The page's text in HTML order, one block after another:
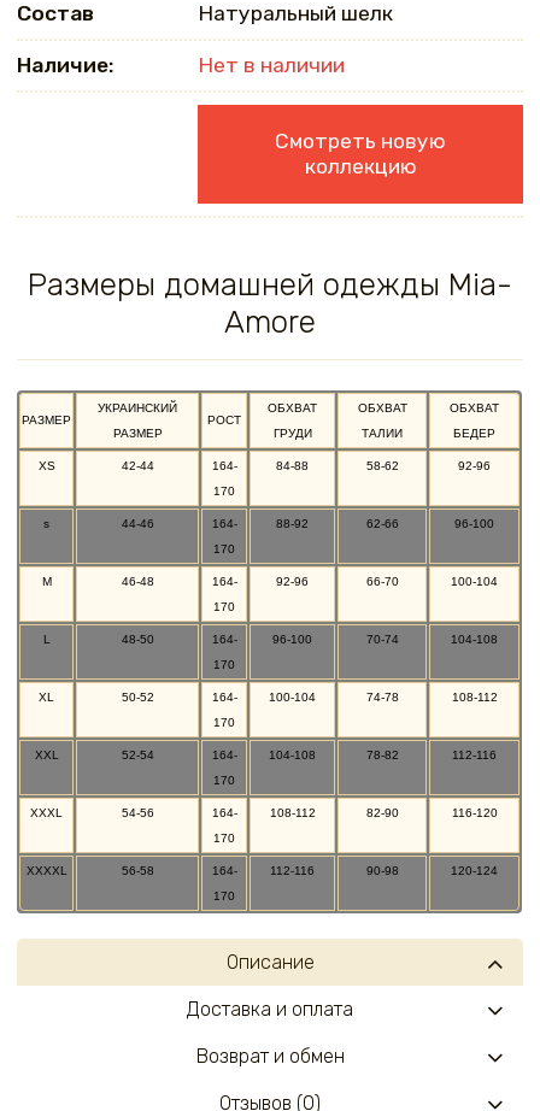
Состав Натуральный шелк
Наличие: Нет в наличии
Смотреть новую
коллекцию
Размеры домашней одежды Mia-
Amore
РАЗМЕР
УКРАИНСКИЙ
РАЗМЕР
РОСТ
ОБХВАТ
ГРУДИ
ОБХВАТ
ТАЛИИ
ОБХВАТ
БЕДЕР
XS 42-44
164-
170
84-88 58-62 92-96
s 44-46
164-
170
88-92 62-66 96-100
M 46-48
164-
170
92-96 66-70 100-104
L 48-50
164-
170
96-100 70-74 104-108
XL 50-52
164-
170
100-104 74-78 108-112
XXL 52-54
164-
170
104-108 78-82 112-116
XXXL 54-56
164-
170
108-112 82-90 116-120
XXXXL 56-58
164-
170
112-116 90-98 120-124
Описание
Доставка и оплата
Возврат и обмен
Отзывов (0)